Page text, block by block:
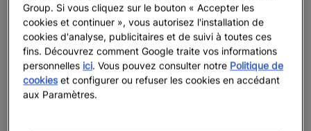
Une promenade dans l’hôtel
Voir 31 photos et vidéos
Group. Si vous cliquez sur le bouton « Accepter les
cookies et continuer », vous autorisez l'installation de
cookies d'analyse, publicitaires et de suivi à toutes ces
fins. Découvrez comment Google traite vos informations
personnelles ici. Vous pouvez consulter notre Politique de
cookies et configurer ou refuser les cookies en accédant
aux Paramètres.